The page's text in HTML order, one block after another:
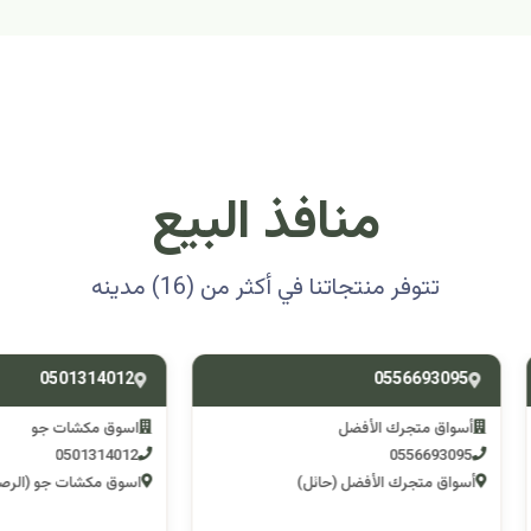
منافذ البيع
تتوفر منتجاتنا في أكثر من (16) مدينه
متجرك الأفضل
متجرك الأفضل (حائل)
0501314012
اسوق مكشات جو
0501314012
اسوق مكشات جو (الرصف)